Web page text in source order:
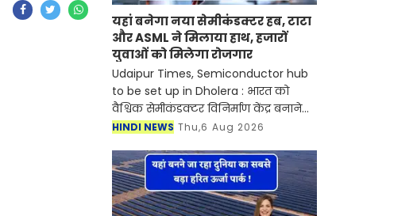
यहां बनेगा नया सेमीकंडक्टर हब, टाटा
और ASML ने मिलाया हाथ, हजारों
युवाओं को मिलेगा रोजगार
Udaipur Times, Semiconductor hub
to be set up in Dholera : भारत को
वैश्विक सेमीकंडक्टर विनिर्माण केंद्र बनाने
की दिशा में एक और बड़ा कदम उठाया गया
मोदी क
HINDI NEWS Thu,6 Aug 2026